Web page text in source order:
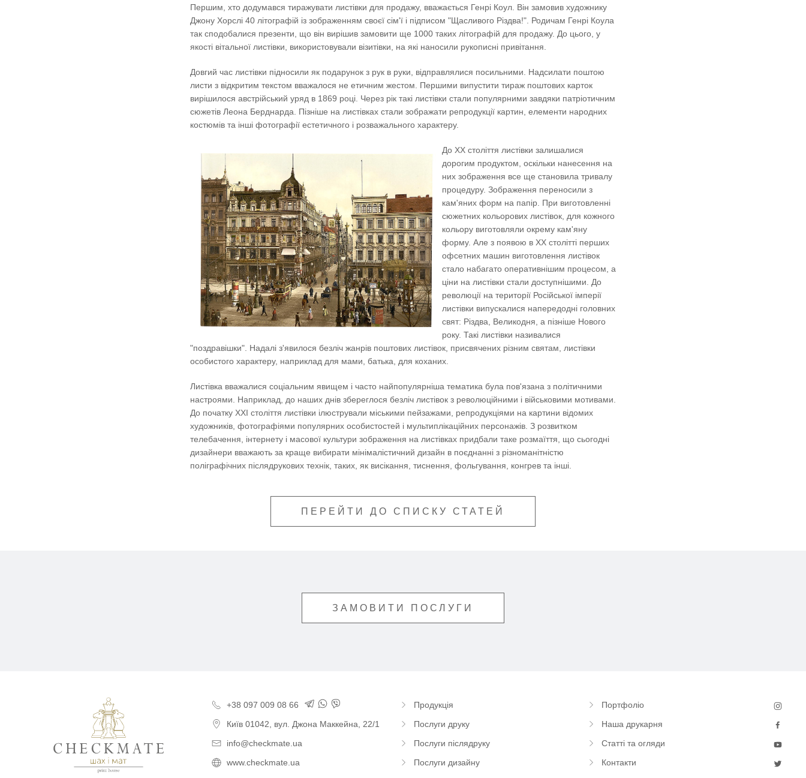
Першим, хто додумався тиражувати листівки для продажу, вважається Генрі Коул. Він замовив художнику
Джону Хорслі 40 літографій із зображенням своєї сім'ї і підписом "Щасливого Різдва!". Родичам Генрі Коула
так сподобалися презенти, що він вирішив замовити ще 1000 таких літографій для продажу. До цього, у
якості вітальної листівки, використовували візитівки, на які наносили рукописні привітання.
Довгий час листівки підносили як подарунок з рук в руки, відправлялися посильними. Надсилати поштою
листи з відкритим текстом вважалося не етичним жестом. Першими випустити тираж поштових карток
вирішилося австрійський уряд в 1869 році. Через рік такі листівки стали популярними завдяки патріотичним
сюжетів Леона Берднарда. Пізніше на листівках стали зображати репродукції картин, елементи народних
костюмів та інші фотографії естетичного і розважального характеру.
До ХХ століття листівки залишалися
дорогим продуктом, оскільки нанесення на
них зображення все ще становила тривалу
процедуру. Зображення переносили з
кам'яних форм на папір. При виготовленні
сюжетних кольорових листівок, для кожного
кольору виготовляли окрему кам'яну
форму. Але з появою в ХХ столітті перших
офсетних машин виготовлення листівок
стало набагато оперативнішим процесом, а
ціни на листівки стали доступнішими. До
революції на території Російської імперії
листівки випускалися напередодні головних
свят: Різдва, Великодня, а пізніше Нового
року. Такі листівки називалися
"поздравішки". Надалі з'явилося безліч жанрів поштових листівок, присвячених різним святам, листівки
особистого характеру, наприклад для мами, батька, для коханих.
Листівка вважалися соціальним явищем і часто найпопулярніша тематика була пов'язана з політичними
настроями. Наприклад, до наших днів збереглося безліч листівок з революційними і військовими мотивами.
До початку XXI століття листівки ілюстрували міськими пейзажами, репродукціями на картини відомих
художників, фотографіями популярних особистостей і мультиплікаційних персонажів. З розвитком
телебачення, інтернету і масової культури зображення на листівках придбали таке розмаїття, що сьогодні
дизайнери вважають за краще вибирати мінімалістичний дизайн в поєднанні з різноманітністю
поліграфічних післядрукових технік, таких, як висікання, тиснення, фольгування, конгрев та інші.
ПЕРЕЙТИ ДО СПИСКУ СТАТЕЙ
ЗАМОВИТИ ПОСЛУГИ
Поліграфія для бізнесу, упаковка, виробництво книг та журналів – друкарський дім CHECKMATE
+38 097 009 08 66
Київ01042, вул. Джона Маккейна, 22/1
info@checkmate.ua
www.checkmate.ua
Продукція
Послуги друку
Послуги післядруку
Послуги дизайну
Портфоліо
Наша друкарня
Статті та огляди
Контакти